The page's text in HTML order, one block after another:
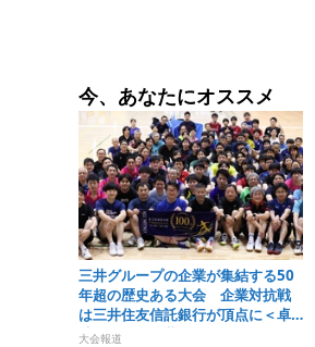
今、あなたにオススメ
三井グループの企業が集結する50
年超の歴史ある大会 企業対抗戦
は三井住友信託銀行が頂点に＜卓
球・オール三井2026＞
大会報道